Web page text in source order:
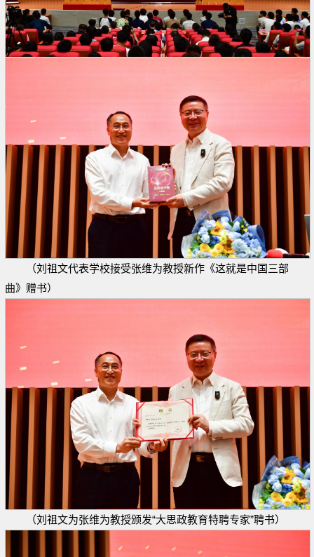
（刘祖文代表学校接受张维为教授新作《这就是中国三部
曲》赠书）
（刘祖文为张维为教授颁发“大思政教育特聘专家”聘书）